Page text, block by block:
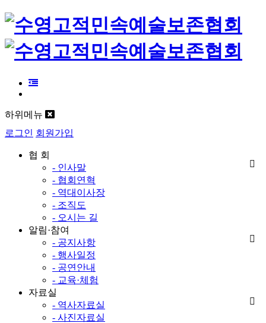
하위메뉴
로그인 회원가입
협 회
- 인사말
- 협회연혁
- 역대이사장
- 조직도
- 오시는 길
알림·참여
- 공지사항
- 행사일정
- 공연안내
- 교육·체험
자료실
- 역사자료실
- 사진자료실